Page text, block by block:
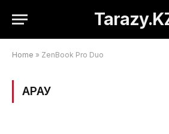
Home » ZenBook Pro Duo
ҚАРАУ